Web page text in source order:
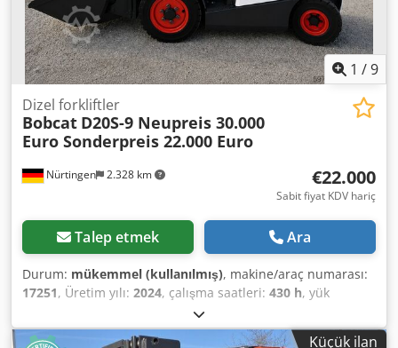
1 /9
Nürtingen 2.328 km
Dizel forkliftler
Bobcat D20S-9 Neupreis 30.000
Euro Sonderpreis 22.000 Euro
€22.000
Sabit fiyat KDV hariç
Talep etmek Ara
Durum: mükemmel (kullanılmış), makine/araç numarası:
17251, Üretim yılı: 2024, çalışma saatleri: 430 h, yük
, kaldırma yüksekliği:
serbest kaldırma:1.470 mm, yük merkezi:500 mm, yakıt
Küçük ilan